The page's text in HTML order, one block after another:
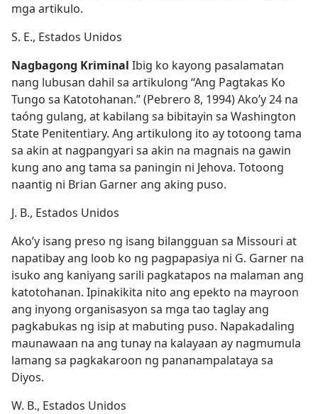
mga artikulo.
S. E., Estados Unidos
Nagbagong Kriminal Ibig ko kayong pasalamatan
nang lubusan dahil sa artikulong “Ang Pagtakas Ko
Tungo sa Katotohanan.” (Pebrero 8, 1994) Ako’y 24 na
taóng gulang, at kabilang sa bibitayin sa Washington
State Penitentiary. Ang artikulong ito ay totoong tama
sa akin at nagpangyari sa akin na magnais na gawin
kung ano ang tama sa paningin ni Jehova. Totoong
naantig ni Brian Garner ang aking puso.
J. B., Estados Unidos
Ako’y isang preso ng isang bilangguan sa Missouri at
napatibay ang loob ko ng pagpapasiya ni G. Garner na
isuko ang kaniyang sarili pagkatapos na malaman ang
katotohanan. Ipinakikita nito ang epekto na mayroon
ang inyong organisasyon sa mga tao taglay ang
pagkabukas ng isip at mabuting puso. Napakadaling
maunawaan na ang tunay na kalayaan ay nagmumula
lamang sa pagkakaroon ng pananampalataya sa
Diyos.
W. B., Estados Unidos